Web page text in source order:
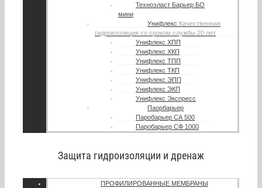
Техноэласт Барьер БО
мини
Унифлекс Качественная
гидроизоляция со сроком службы 20 лет
Унифлекс ХПП
Унифлекс ХКП
Унифлекс ТПП
Унифлекс ТКП
Унифлекс ЭПП
Унифлекс ЭКП
Унифлекс Экспресс
Паорбарьер
Паробарьер СА 500
Паробарьер СФ 1000
Защита гидроизоляции и дренаж
ПРОФИЛИРОВАННЫЕ МЕМБРАНЫ